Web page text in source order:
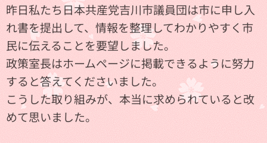
昨日私たち日本共産党吉川市議員団は市に申し入
れ書を提出して、情報を整理してわかりやすく市
民に伝えることを要望しました。
政策室長はホームページに掲載できるように努力
すると答えてくださいました。
こうした取り組みが、本当に求められていると改
めて思いました。